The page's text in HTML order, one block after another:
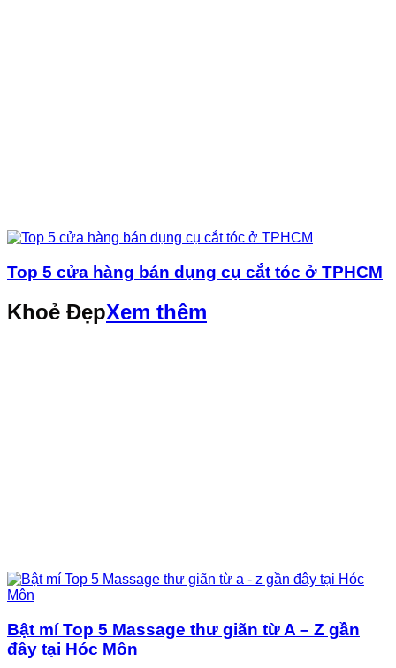
Top 5 cửa hàng bán dụng cụ cắt tóc ở TPHCM
Khoẻ ĐẹpXem thêm
Bật mí Top 5 Massage thư giãn từ A – Z gần
đây tại Hóc Môn